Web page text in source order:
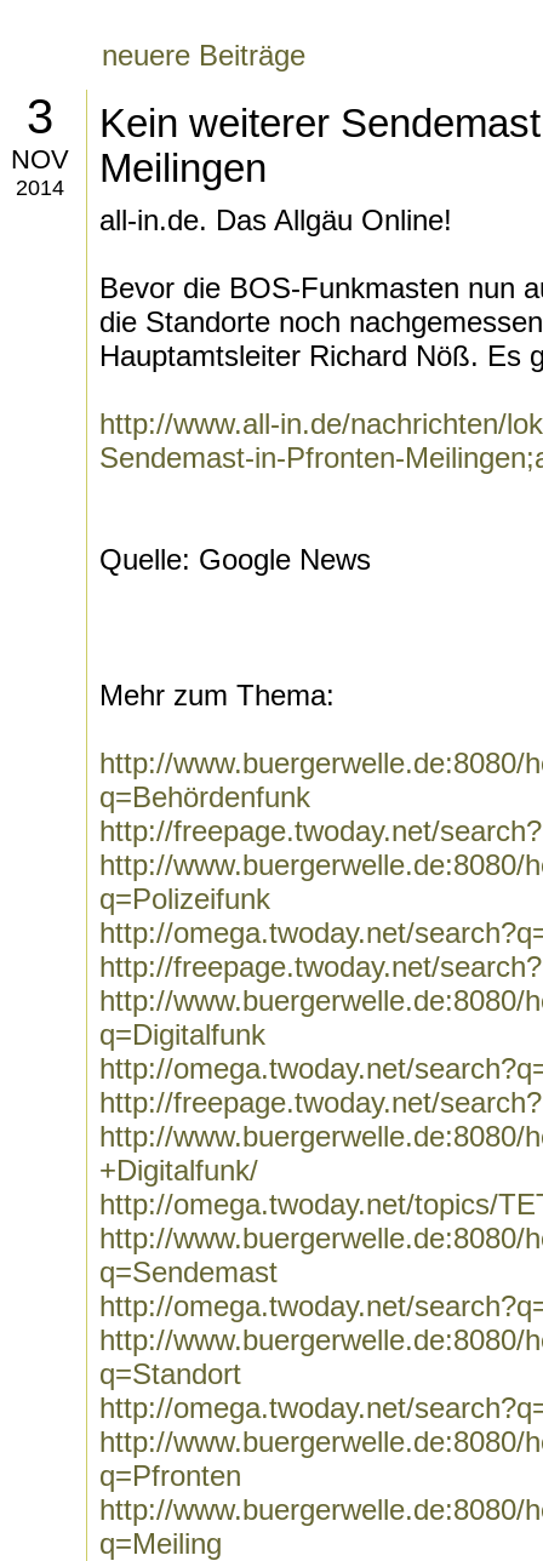
neuere Beiträge
3
NOV
2014
Kein weiterer
Meilingen
all-in.de. Das Allgäu Online!
Bevor die BOS-Funkmasten nun
die Standorte noch
Hauptamtsleiter Richard Nöß. Es
http://www.all-in.de/nachrichten/
Sendemast-in-Pfronten-
Quelle: Google News
Mehr zum Thema:
http://www.buergerwelle.de:8080/
q=Behördenfunk
http://freepage.twoday.net/
http://www.buergerwelle.de:8080/
q=Polizeifunk
http://omega.twoday.net/
http://freepage.twoday.net/
http://www.buergerwelle.de:8080/
q=Digitalfunk
http://omega.twoday.net/
http://freepage.twoday.net/
http://
+Digitalfunk/
http://omega.twoday.net/topics/
http://www.buergerwelle.de:8080/
q=Sendemast
http://omega.twoday.net/
http://www.buergerwelle.de:8080/
q=Standort
http://omega.twoday.net/
http://www.buergerwelle.de:8080/
q=Pfronten
http://www.buergerwelle.de:8080/
q=Meiling